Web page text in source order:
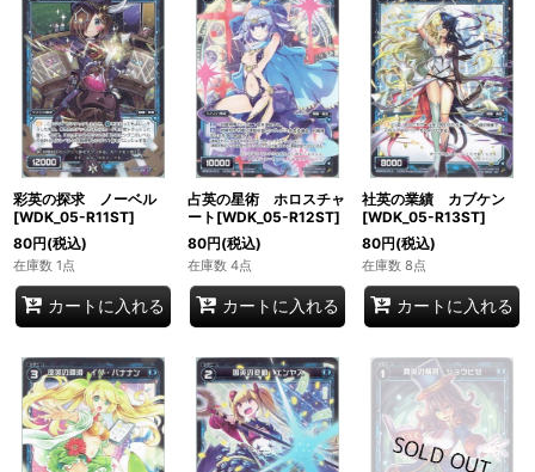
彩英の探求 ノーベル
[WDK_05-R11ST]
80円(税込)
在庫数 1点
カートに入れる
占英の星術 ホロスチャ
ート[WDK_05-R12ST]
80円(税込)
在庫数 4点
カートに入れる
社英の業績 カブケン
[WDK_05-R13ST]
80円(税込)
在庫数 8点
カートに入れる